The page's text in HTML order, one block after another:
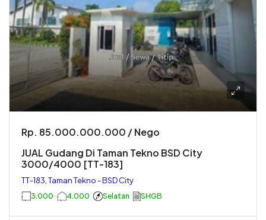
Rp. 85.000.000.000 / Nego
JUAL Gudang Di Taman Tekno BSD City
3000/4000 [TT-183]
TT-183, Taman Tekno - BSD City
3.000 4.000 Selatan SHGB